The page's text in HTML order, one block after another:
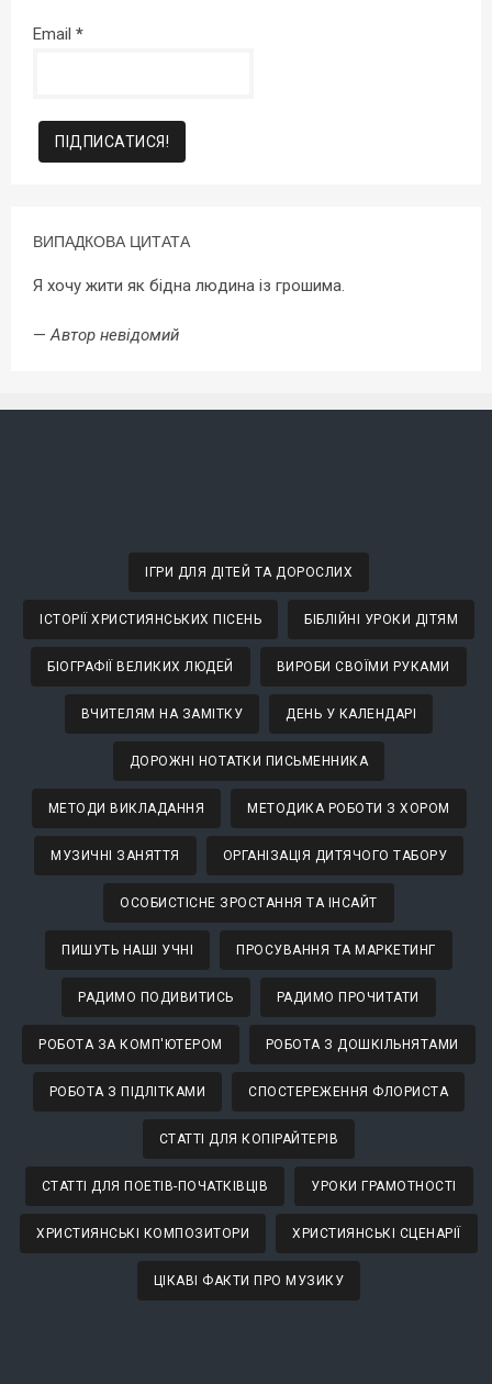
Email *
ВИПАДКОВА ЦИТАТА
Я хочу жити як бідна людина із грошима.
—Автор невідомий
ІГРИ ДЛЯ ДІТЕЙ ТА ДОРОСЛИХ
ІСТОРІЇ ХРИСТИЯНСЬКИХ ПІСЕНЬ БІБЛІЙНІ УРОКИ ДІТЯМ
БІОГРАФІЇ ВЕЛИКИХ ЛЮДЕЙ ВИРОБИ СВОЇМИ РУКАМИ
ВЧИТЕЛЯМ НА ЗАМІТКУ ДЕНЬ У КАЛЕНДАРІ
ДОРОЖНІ НОТАТКИ ПИСЬМЕННИКА
МЕТОДИ ВИКЛАДАННЯ МЕТОДИКА РОБОТИ З ХОРОМ
МУЗИЧНІ ЗАНЯТТЯ ОРГАНІЗАЦІЯ ДИТЯЧОГО ТАБОРУ
ОСОБИСТІСНЕ ЗРОСТАННЯ ТА ІНСАЙТ
ПИШУТЬ НАШІ УЧНІ ПРОСУВАННЯ ТА МАРКЕТИНГ
РАДИМО ПОДИВИТИСЬ РАДИМО ПРОЧИТАТИ
РОБОТА ЗА КОМП'ЮТЕРОМ РОБОТА З ДОШКІЛЬНЯТАМИ
РОБОТА З ПІДЛІТКАМИ СПОСТЕРЕЖЕННЯ ФЛОРИСТА
СТАТТІ ДЛЯ КОПІРАЙТЕРІВ
СТАТТІ ДЛЯ ПОЕТІВ-ПОЧАТКІВЦІВ УРОКИ ГРАМОТНОСТІ
ХРИСТИЯНСЬКІ КОМПОЗИТОРИ ХРИСТИЯНСЬКІ СЦЕНАРІЇ
ЦІКАВІ ФАКТИ ПРО МУЗИКУ